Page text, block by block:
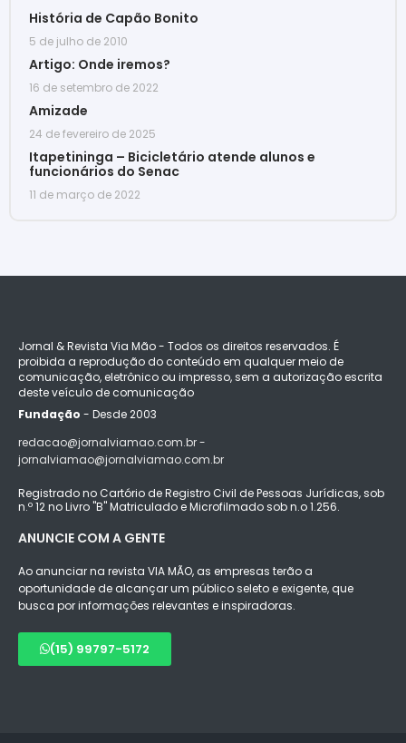
História de Capão Bonito
5 de julho de 2010
Artigo: Onde iremos?
16 de setembro de 2022
Amizade
24 de fevereiro de 2025
Itapetininga – Bicicletário atende alunos e
funcionários do Senac
11 de março de 2022
Jornal & Revista Via Mão - Todos os direitos reservados. É
proibida a reprodução do conteúdo em qualquer meio de
comunicação, eletrônico ou impresso, sem a autorização escrita
deste veículo de comunicação
Fundação - Desde 2003
redacao@jornalviamao.com.br -
jornalviamao@jornalviamao.com.br
Registrado no Cartório de Registro Civil de Pessoas Jurídicas, sob
n.º 12 no Livro "B" Matriculado e Microfilmado sob n.o 1.256.
ANUNCIE COM A GENTE
Ao anunciar na revista VIA MÃO, as empresas terão a
oportunidade de alcançar um público seleto e exigente, que
busca por informações relevantes e inspiradoras.
(15) 99797-5172